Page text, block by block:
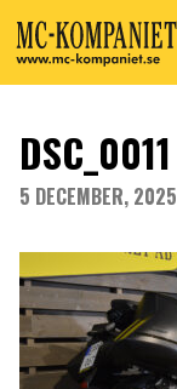
DSC_0011
5 DECEMBER, 2025